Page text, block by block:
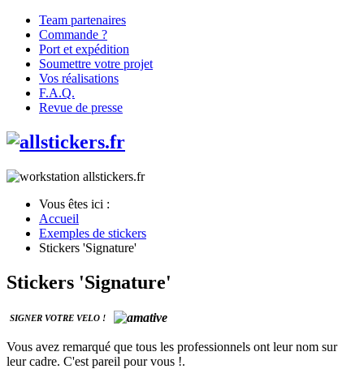
Team partenaires
Commande ?
Port et expédition
Soumettre votre projet
Vos réalisations
F.A.Q.
Revue de presse
Vous êtes ici :
Accueil
Exemples de stickers
Stickers 'Signature'
Stickers 'Signature'
SIGNER VOTRE VELO !
Vous avez remarqué que tous les professionnels ont leur nom sur
leur cadre. C'est pareil pour vous !.